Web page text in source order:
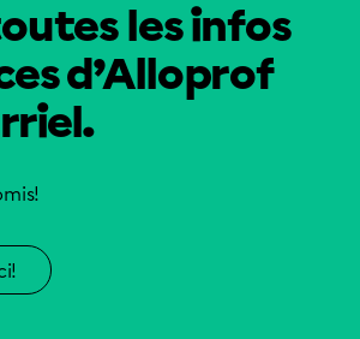
les infos
d’Alloprof